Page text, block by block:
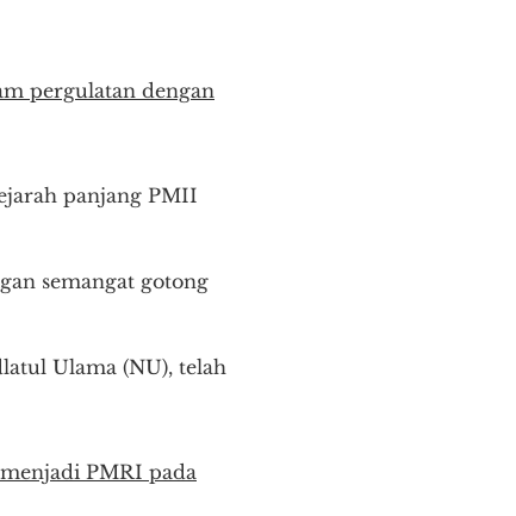
pergulatan dengan
panjang PMII
semangat gotong
Ulama (NU), telah
PMRI pada